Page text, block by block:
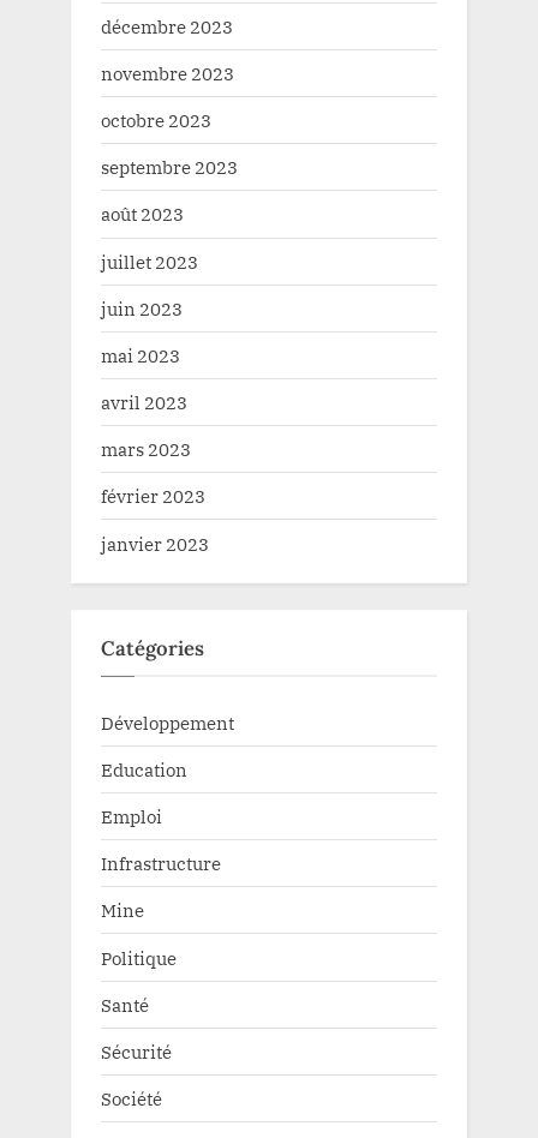
décembre 2023
novembre 2023
octobre 2023
septembre 2023
août 2023
juillet 2023
juin 2023
mai 2023
avril 2023
mars 2023
février 2023
janvier 2023
Catégories
Développement
Education
Emploi
Infrastructure
Mine
Politique
Santé
Sécurité
Société